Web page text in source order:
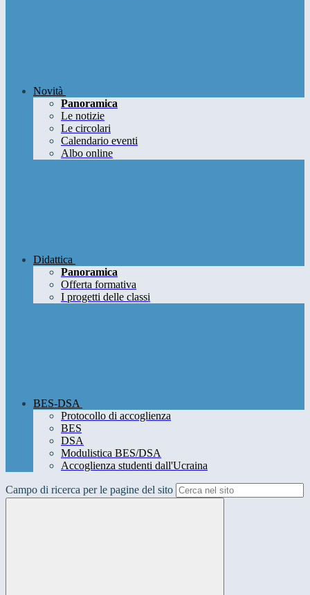
Novità
Panoramica
Le notizie
Le circolari
Calendario eventi
Albo online
Didattica
Panoramica
Offerta formativa
I progetti delle classi
BES-DSA
Protocollo di accoglienza
BES
DSA
Modulistica BES/DSA
Accoglienza studenti dall'Ucraina
Campo di ricerca per le pagine del sito